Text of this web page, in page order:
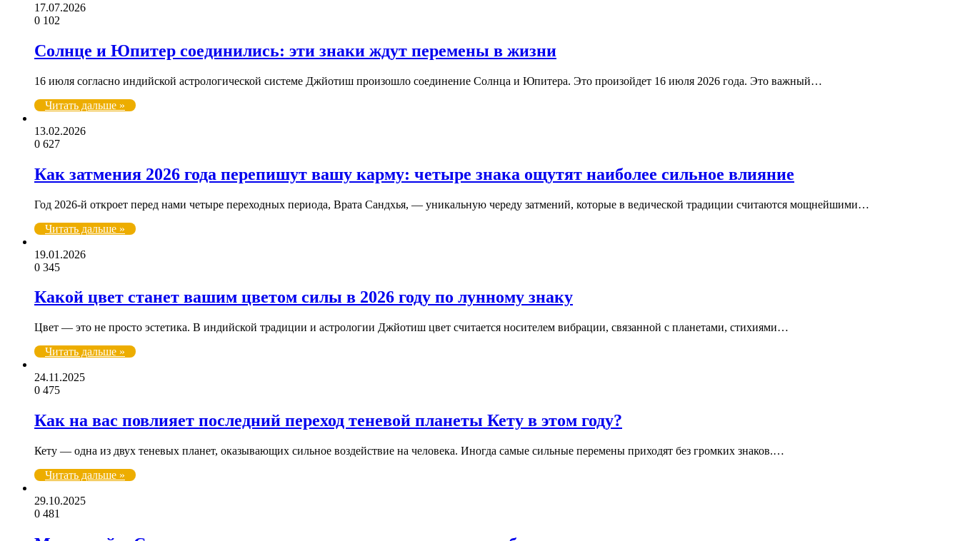
17.07.2026
0 102
Солнце и Юпитер соединились: эти знаки ждут перемены в жизни
16 июля согласно индийской астрологической системе Джйотиш произошло соединение Солнца и Юпитера. Это произойдет 16 июля 2026 года. Это важный…
Читать дальше »
13.02.2026
0 627
Как затмения 2026 года перепишут вашу карму: четыре знака ощутят наиболее сильное влияние
Год 2026-й откроет перед нами четыре переходных периода, Врата Сандхья, — уникальную череду затмений, которые в ведической традиции считаются мощнейшими…
Читать дальше »
19.01.2026
0 345
Какой цвет станет вашим цветом силы в 2026 году по лунному знаку
Цвет — это не просто эстетика. В индийской традиции и астрологии Джйотиш цвет считается носителем вибрации, связанной с планетами, стихиями…
Читать дальше »
24.11.2025
0 475
Как на вас повлияет последний переход теневой планеты Кету в этом году?
Кету — одна из двух теневых планет, оказывающих сильное воздействие на человека. Иногда самые сильные перемены приходят без громких знаков.…
Читать дальше »
29.10.2025
0 481